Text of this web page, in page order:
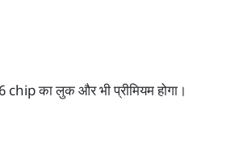
का लुक और भी प्रीमियम होगा।